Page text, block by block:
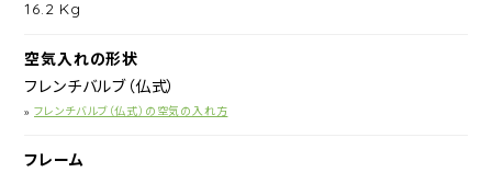
16.2 Kg
空気入れの形状
フレンチバルブ（仏式）
»フレンチバルブ（仏式）の空気の入れ方
フレーム